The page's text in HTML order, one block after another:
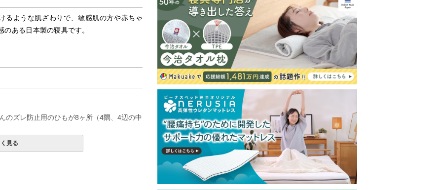
るような肌ざわりで、敏感肌の方や赤ちゃ
ある日本製の寝具です。
のズレ防止用のひもが8ヶ所（4隅、4辺の中
見る